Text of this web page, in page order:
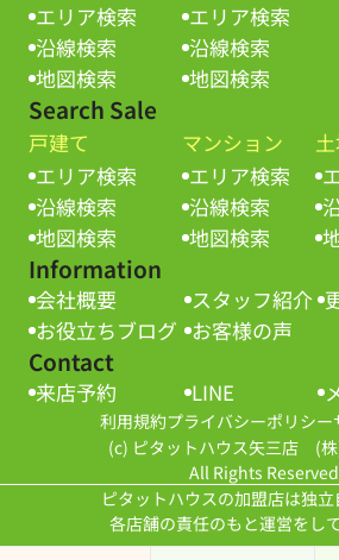
エリア検索
沿線検索
地図検索
エリア検索
沿線検索
地図検索
Search Sale
戸建て
エリア検索
沿線検索
地図検索
マンション
エリア検索
沿線検索
地図検索
Information
会社概要 スタッフ紹介
お役立ちブログ お客様の声
Contact
来店予約 LINE
利用規約プライバシーポリシー
(c) ピタットハウス矢三店 (
All Rights
ピタットハウスの加盟店は独立
各店舗の責任のもと運営をし